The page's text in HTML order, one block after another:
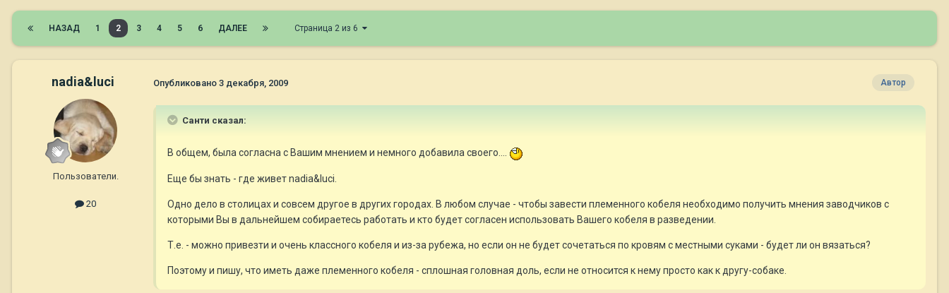
НАЗАД 1 2 3 4 5 6 ДАЛЕЕ Страница 2 из 6
nadia&luci
Пользователи.
20
Автор
Опубликовано 3 декабря, 2009
Санти сказал:
В общем, была согласна с Вашим мнением и немного добавила своего....
Еще бы знать - где живет nadia&luci.
Одно дело в столицах и совсем другое в других городах. В любом случае - чтобы завести племенного кобеля необходимо получить мнения заводчиков с
которыми Вы в дальнейшем собираетесь работать и кто будет согласен использовать Вашего кобеля в разведении.
Т.е. - можно привезти и очень классного кобеля и из-за рубежа, но если он не будет сочетаться по кровям с местными суками - будет ли он вязаться?
Поэтому и пишу, что иметь даже племенного кобеля - сплошная головная доль, если не относится к нему просто как к другу-собаке.